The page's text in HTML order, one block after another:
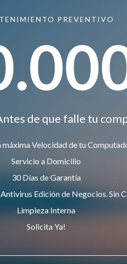
PREVENTIVO
de que falle tu
máxima Velocidad de tu
Servicio a Domicilio
30 Días de Garantía
Edición de Negocios. Sin
Limpieza Interna
Solicita Ya!